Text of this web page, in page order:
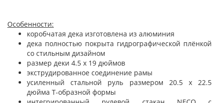
Особенности:
коробчатая дека изготовлена из алюминия
дека полностью покрыта гидрографической плёнкой
со стильным дизайном
размер деки 4.5 х 19 дюймов
экструдированное соединение рамы
усиленный стальной руль размером 20.5 x 22.5
дюйма Т-образной формы